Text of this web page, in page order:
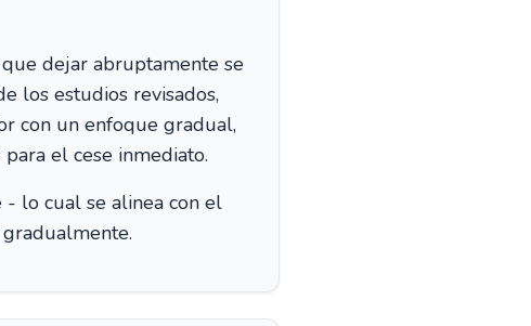
dejar abruptamente se
los estudios revisados,
con un enfoque gradual,
el cese inmediato.
lo cual se alinea con el